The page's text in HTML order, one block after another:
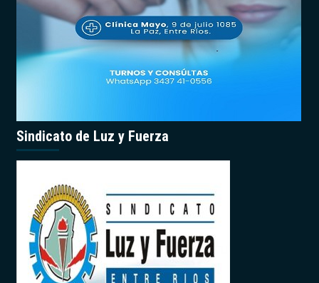
Sindicato de Luz y Fuerza